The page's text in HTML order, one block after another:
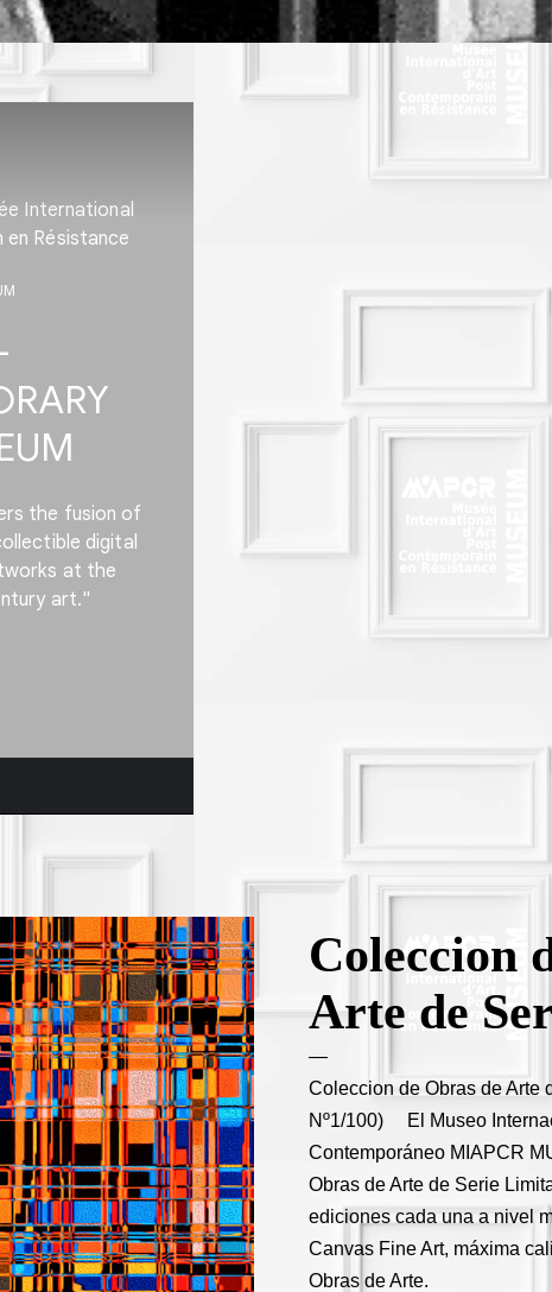
Coleccion
Arte de
Coleccion de Obras de Arte
Nº1/100) El Museo
Contemporáneo MIAPCR
Obras de Arte de Serie
ediciones cada una a nivel
Canvas Fine Art, máxima
Obras de Arte.